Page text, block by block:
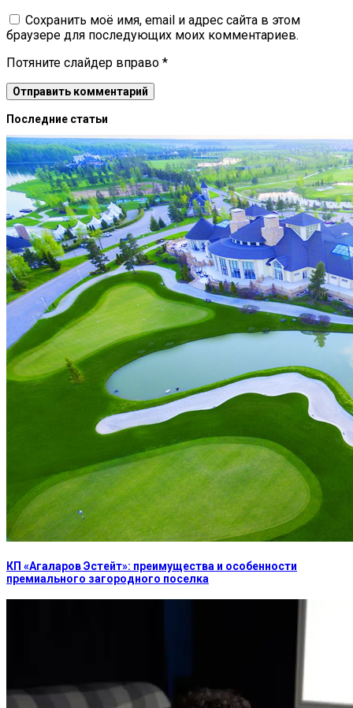
Сохранить моё имя, email и адрес сайта в этом
браузере для последующих моих комментариев.
Потяните слайдер вправо *
Последние статьи
КП «Агаларов Эстейт»: преимущества и особенности
премиального загородного поселка